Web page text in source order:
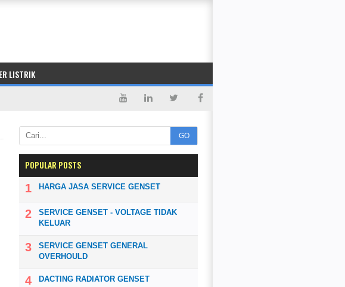
LISTRIK
GO
POPULAR POSTS
HARGA JASA SERVICE GENSET
SERVICE GENSET - VOLTAGE TIDAK
KELUAR
SERVICE GENSET GENERAL
OVERHOULD
DACTING RADIATOR GENSET